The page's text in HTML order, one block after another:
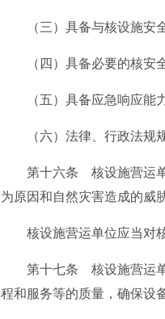
（三）具备与核设施安全
（四）具备必要的核安全
（五）具备应急响应能力
（六）法律、行政法规规
第十六条 核设施营运单位
为原因和自然灾害造成的威
核设施营运单位应当对核
第十七条 核设施营运单
程和服务等的质量，确保设